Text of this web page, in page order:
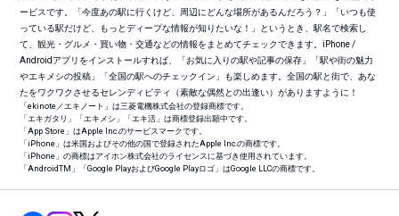
ービスです。「今度あの駅に行くけど、周辺にどんな場所があるんだろう？」「いつも使
っている駅だけど、もっとディープな情報が知りたいな！」というとき、駅名で検索し
て、観光・グルメ・買い物・交通などの情報をまとめてチェックできます。iPhone /
Androidアプリをインストールすれば、「お気に入りの駅や記事の保存」「駅や街の魅力
やエキメシの投稿」「全国の駅へのチェックイン」も楽しめます。全国の駅と街で、あな
たをワクワクさせるセレンディピティ（素敵な偶然との出逢い）がありますように！
「ekinote／エキノート」は三菱電機株式会社の登録商標です。
「エキガタリ」「エキメシ」「エキ活」は商標登録出願中です。
「App Store」はApple Inc.のサービスマークです。
「iPhone」は米国およびその他の国で登録されたApple Inc.の商標です。
「iPhone」の商標はアイホン株式会社のライセンスに基づき使用されています。
「AndroidTM 」「Google PlayおよびGoogle Playロゴ」はGoogle LLCの商標です。